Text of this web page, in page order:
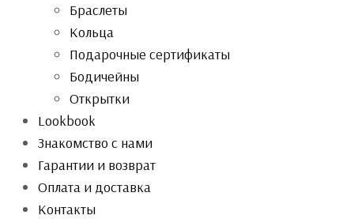
Браслеты
Кольца
Подарочные сертификаты
Бодичейны
Открытки
Lookbook
Знакомство с нами
Гарантии и возврат
Оплата и доставка
Контакты